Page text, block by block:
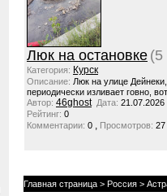
Люк на остановке (5
Категория: Курск
Описание: Люк на улице
периодически изливает говно,
Автор: 46ghost Дата: 21.07.2026
Рейтинг: 0
Комментарии: 0 , Просмотров: 27
Главная страница > Россия >